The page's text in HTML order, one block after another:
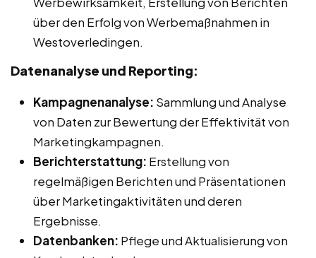
über den Erfolg von Werbemaßnahmen in
Westoverledingen.
Datenanalyse und Reporting:
Kampagnenanalyse: Sammlung und Analyse
von Daten zur Bewertung der Effektivität von
Marketingkampagnen.
Berichterstattung: Erstellung von
regelmäßigen Berichten und Präsentationen
über Marketingaktivitäten und deren
Ergebnisse.
Datenbanken: Pflege und Aktualisierung von